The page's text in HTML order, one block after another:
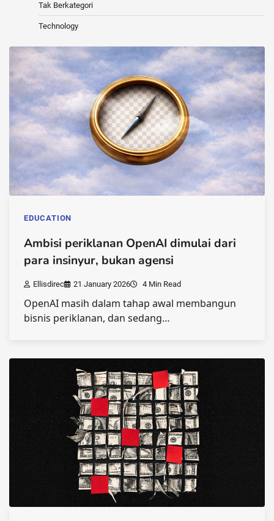
Tak Berkategori
Technology
EDUCATION
Ambisi periklanan OpenAI dimulai dari
para insinyur, bukan agensi
Ellisdirec 21 January 2026 4 Min Read
OpenAI masih dalam tahap awal membangun
bisnis periklanan, dan sedang…